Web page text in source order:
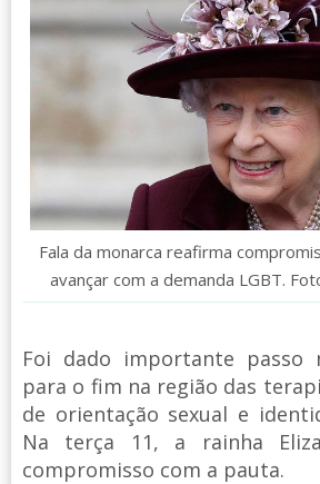
Fala da monarca reafirma
avançar com a demanda LGBT.
Foi dado importante passo
para o fim na região das
de orientação sexual e
Na terça 11, a rainha
compromisso com a pauta.